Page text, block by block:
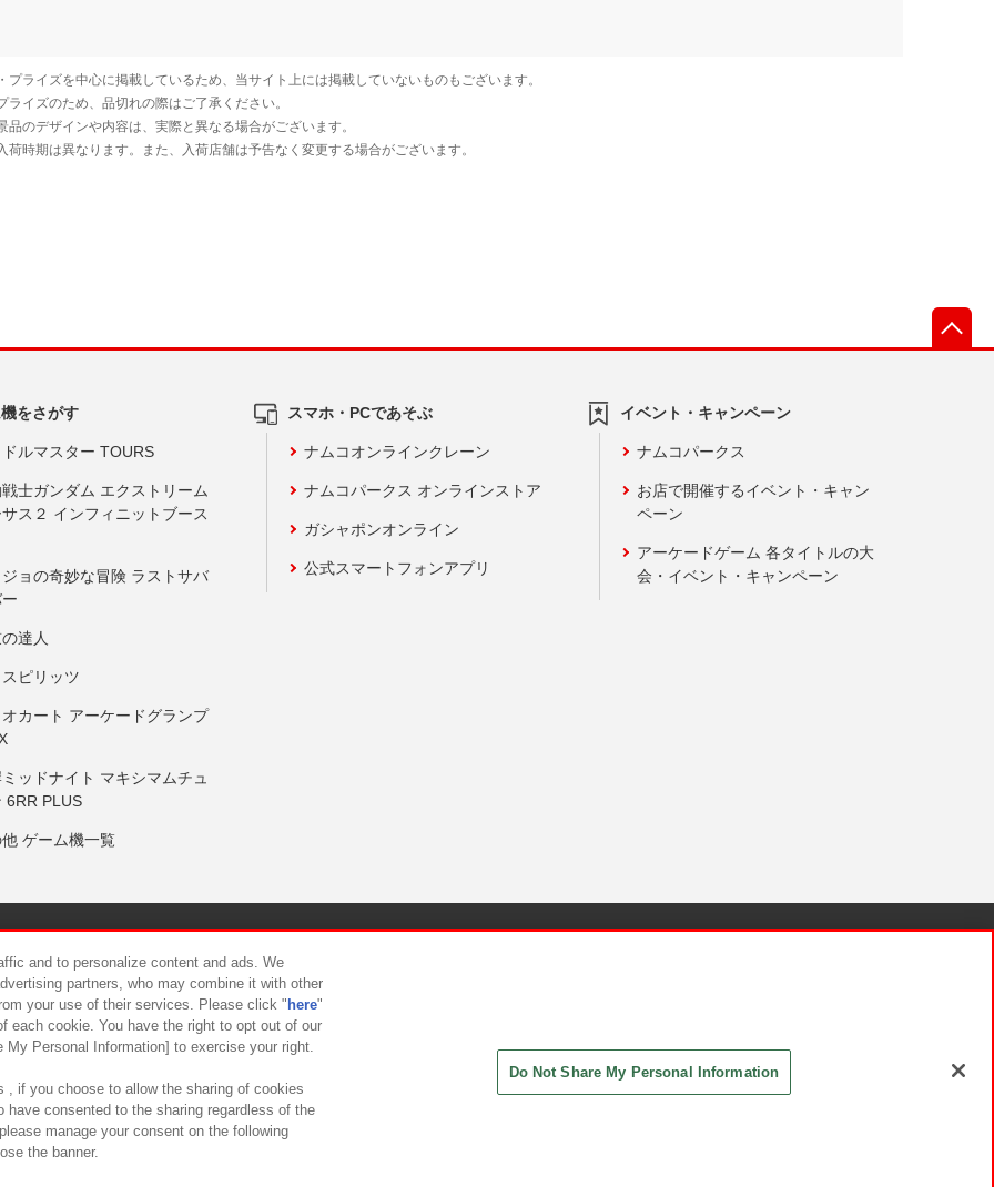
をさがす
ルマスター TOURS
士ガンダム エクストリーム
ス２ インフィニットブース
ョの奇妙な冒険 ラストサバ
達人
ピリッツ
カート アーケードグランプ
ッドナイト マキシマムチュ
6RR PLUS
ゲーム機一覧
スマホ・PCであそぶ
ナムコオンラインクレーン
ナムコパークス オンラインストア
ガシャポンオンライン
公式スマートフォンアプリ
イベント・キャンペーン
ナムコパークス
お店で開催するイベント・キャン
ペーン
アーケードゲーム 各タイトルの大
会・イベント・キャンペーン
について カスタマーハラスメント対応方針
and to personalize content and ads. We
partners, who may combine it with other
your use of their services. Please click " here"
each cookie. You have the right to opt out of our
Personal Information] to exercise your right.
, if you choose to allow the sharing of cookies
have consented to the sharing regardless of the
manage your consent on the following
the banner.
Do Not Share My Personal Information